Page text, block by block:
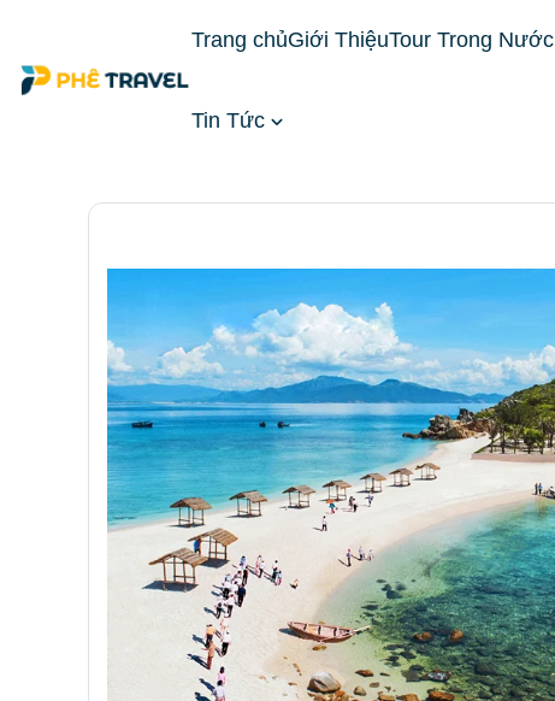
Trang chủGiới ThiệuTour Trong Nước
Tin Tức
Tour Trong Nước